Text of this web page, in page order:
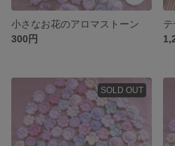
小さなお花のアロマストーン
300円
SOLD OUT